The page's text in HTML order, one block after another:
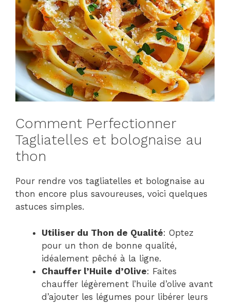
Comment Perfectionner
Tagliatelles et bolognaise au
thon
Pour rendre vos tagliatelles et bolognaise au
thon encore plus savoureuses, voici quelques
astuces simples.
Utiliser du Thon de Qualité: Optez
pour un thon de bonne qualité,
idéalement pêché à la ligne.
Chauffer l’Huile d’Olive: Faites
chauffer légèrement l’huile d’olive avant
d’ajouter les légumes pour libérer leurs